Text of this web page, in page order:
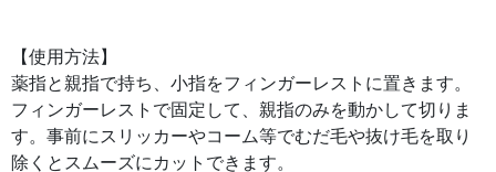
【使用方法】
薬指と親指で持ち、小指をフィンガーレストに置きます。
フィンガーレストで固定して、親指のみを動かして切りま
す。事前にスリッカーやコーム等でむだ毛や抜け毛を取り
除くとスムーズにカットできます。